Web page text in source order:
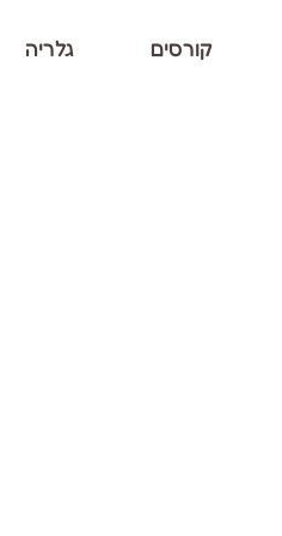
קורסים גלריה